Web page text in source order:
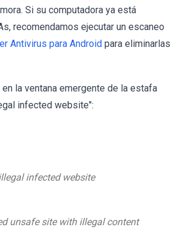
Si su computadora ya está
recomendamos ejecutar un escaneo
Antivirus para Android para eliminarlas
la ventana emergente de la estafa
infected website":
infected website
unsafe site with illegal content